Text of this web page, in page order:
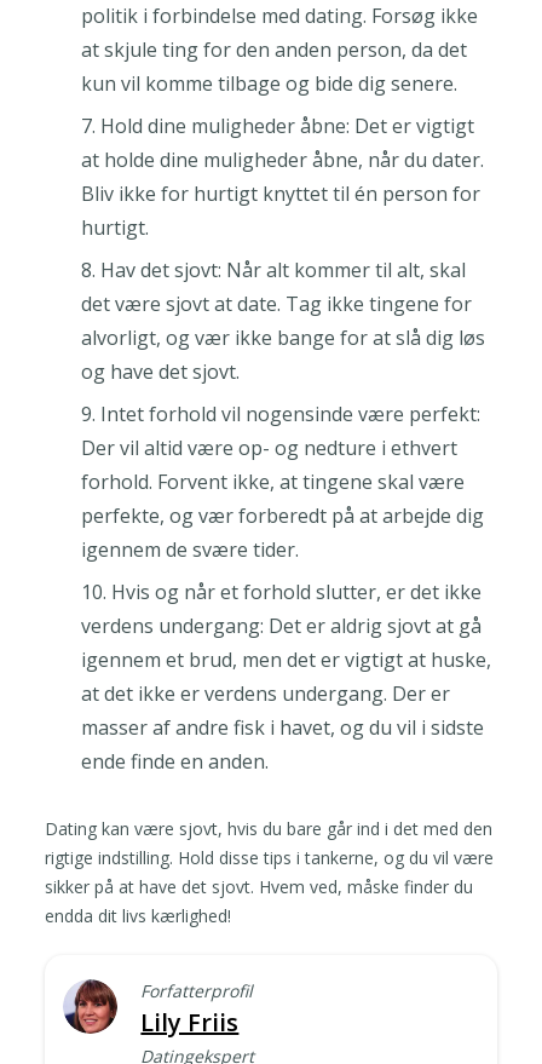
politik i forbindelse med dating. Forsøg ikke
at skjule ting for den anden person, da det
kun vil komme tilbage og bide dig senere.
Hold dine muligheder åbne: Det er vigtigt
at holde dine muligheder åbne, når du dater.
Bliv ikke for hurtigt knyttet til én person for
hurtigt.
Hav det sjovt: Når alt kommer til alt, skal
det være sjovt at date. Tag ikke tingene for
alvorligt, og vær ikke bange for at slå dig løs
og have det sjovt.
Intet forhold vil nogensinde være perfekt:
Der vil altid være op- og nedture i ethvert
forhold. Forvent ikke, at tingene skal være
perfekte, og vær forberedt på at arbejde dig
igennem de svære tider.
Hvis og når et forhold slutter, er det ikke
verdens undergang: Det er aldrig sjovt at gå
igennem et brud, men det er vigtigt at huske,
at det ikke er verdens undergang. Der er
masser af andre fisk i havet, og du vil i sidste
ende finde en anden.
Dating kan være sjovt, hvis du bare går ind i det med den
rigtige indstilling. Hold disse tips i tankerne, og du vil være
sikker på at have det sjovt. Hvem ved, måske finder du
endda dit livs kærlighed!
Forfatterprofil
Lily Friis
Datingekspert